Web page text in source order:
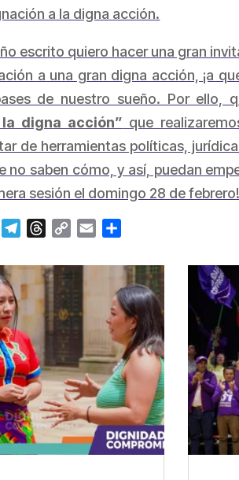
a la digna acción.
escrito quiero hacer una gran
a una gran digna acción, ¡a
de nuestro sueño. Por ello,
digna acción” que
de herramientas políticas,
no saben cómo, y así, puedan
sesión el domingo 28 de febrero!
BlueskyTelegramThreads
Copy Email